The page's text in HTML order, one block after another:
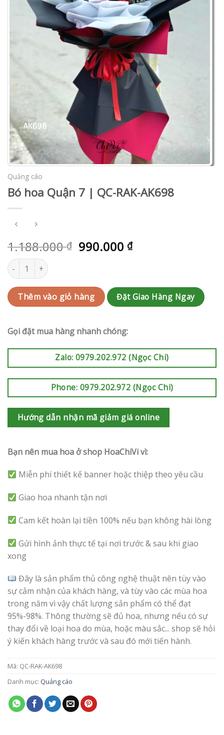
Quảng cáo
Bó hoa Quận 7 | QC-RAK-AK698
1.188.000₫ 990.000 ₫
Bó hoa Quận 7 | QC-RAK-AK698 số lượng
Thêm vào giỏ hàng Đặt Giao Hàng Ngay
Gọi đặt mua hàng nhanh chóng:
Zalo: 0979.202.972 (Ngọc Chi)
Phone: 0979.202.972 (Ngọc Chi)
Hướng dẫn nhận mã giảm giá online
Bạn nên mua hoa ở shop HoaChiVi vì:
Miễn phí thiết kế banner hoặc thiệp theo yêu cầu
Giao hoa nhanh tận nơi
Cam kết hoàn lại tiền 100% nếu bạn không hài lòng
Gửi hình ảnh thực tế tại nơi trước & sau khi giao
xong
Đây là sản phẩm thủ công nghệ thuật nên tùy vào
sự cảm nhận của khách hàng, và tùy vào các mùa hoa
trong năm vì vậy chất lượng sản phẩm có thể đạt
95%-98%. Thông thường sẽ đủ hoa, nhưng nếu có sự
thay đổi về loại hoa do mùa, hoặc màu sắc... shop sẽ hỏi
ý kiến khách hàng trước và sau đó mới tiến hành.
Mã: QC-RAK-AK698
Danh mục: Quảng cáo